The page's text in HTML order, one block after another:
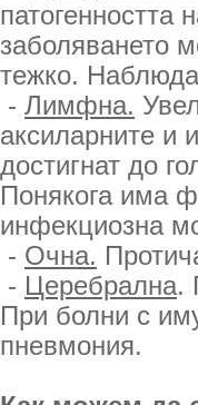
патогенността
заболяването
тежко.
- Лимфна.
аксиларните и
достигнат до
Понякога има
инфекциозна
- Очна.
- Церебрална.
При болни с
пневмония.